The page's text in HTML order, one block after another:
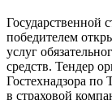
Государственной
победителем
услуг
средств. Тендер
Гостехнадзора
в страховой